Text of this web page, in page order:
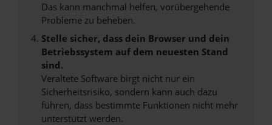
Das kann manchmal helfen, vorübergehende
Probleme zu beheben.
Stelle sicher, dass dein Browser und dein
Betriebssystem auf dem neuesten Stand
sind.
Veraltete Software birgt nicht nur ein
Sicherheitsrisiko, sondern kann auch dazu
führen, dass bestimmte Funktionen nicht mehr
unterstützt werden.